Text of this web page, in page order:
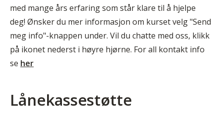
med mange års erfaring som står klare til å hjelpe
deg! Ønsker du mer informasjon om kurset velg "Send
meg info"-knappen under. Vil du chatte med oss, klikk
på ikonet nederst i høyre hjørne. For all kontakt info
se her
Lånekassestøtte